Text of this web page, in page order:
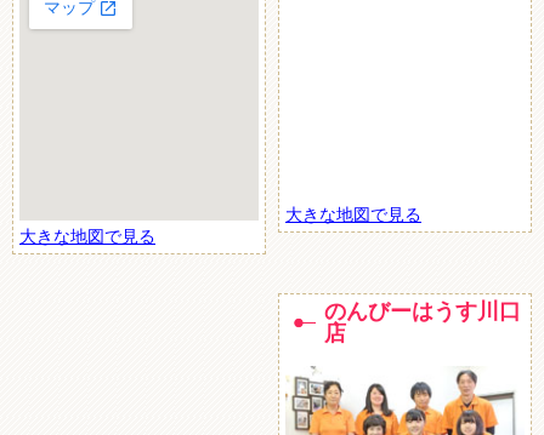
大きな地図で見る
大きな地図で見る
のんびーはうす川口
店